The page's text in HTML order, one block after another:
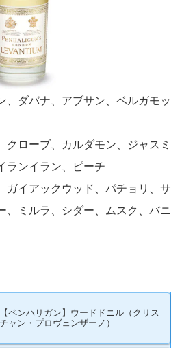
、ダバナ、アブサン、ベルガモッ
クローブ、カルダモン、ジャスミ
ランイラン、ピーチ
ガイアックウッド、パチョリ、サ
、ミルラ、シダー、ムスク、バニ
【ペンハリガン】ウードドニル（クリス
チャン・プロヴェンザーノ）